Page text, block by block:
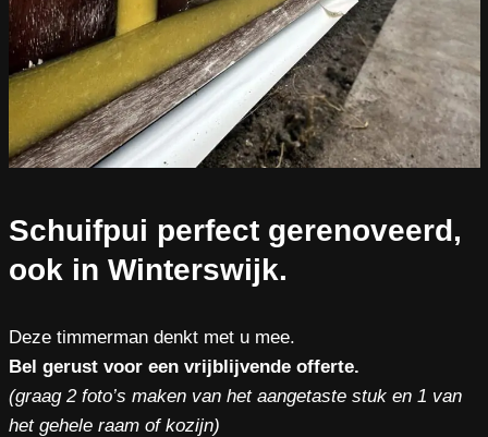
Schuifpui perfect gerenoveerd,
ook in Winterswijk.
Deze timmerman denkt met u mee.
Bel gerust voor een vrijblijvende offerte.
(graag 2 foto’s maken van het aangetaste stuk en 1 van
het gehele raam of kozijn)